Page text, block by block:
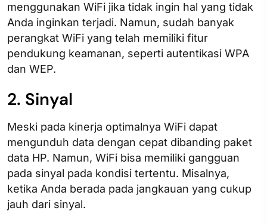
menggunakan WiFi jika tidak ingin hal yang tidak
Anda inginkan terjadi. Namun, sudah banyak
perangkat WiFi yang telah memiliki fitur
pendukung keamanan, seperti autentikasi WPA
dan WEP.
2. Sinyal
Meski pada kinerja optimalnya WiFi dapat
mengunduh data dengan cepat dibanding paket
data HP. Namun, WiFi bisa memiliki gangguan
pada sinyal pada kondisi tertentu. Misalnya,
ketika Anda berada pada jangkauan yang cukup
jauh dari sinyal.